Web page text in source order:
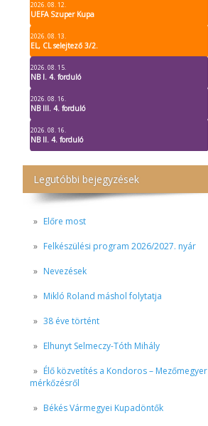
2026. 08. 12.
UEFA Szuper Kupa
2026. 08. 13.
EL, CL selejtező 3/2.
2026. 08. 15.
NB I. 4. forduló
2026. 08. 16.
NB III. 4. forduló
2026. 08. 16.
NB II. 4. forduló
Legutóbbi bejegyzések
Előre most
Felkészülési program 2026/2027. nyár
Nevezések
Mikló Roland máshol folytatja
38 éve történt
Elhunyt Selmeczy-Tóth Mihály
Élő közvetítés a Kondoros – Mezőmegyer
mérkőzésről
Békés Vármegyei Kupadöntők